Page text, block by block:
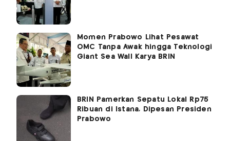
Momen Prabowo Lihat Pesawat
OMC Tanpa Awak hingga Teknologi
Giant Sea Wall Karya BRIN
BRIN Pamerkan Sepatu Lokal Rp75
Ribuan di Istana, Dipesan Presiden
Prabowo